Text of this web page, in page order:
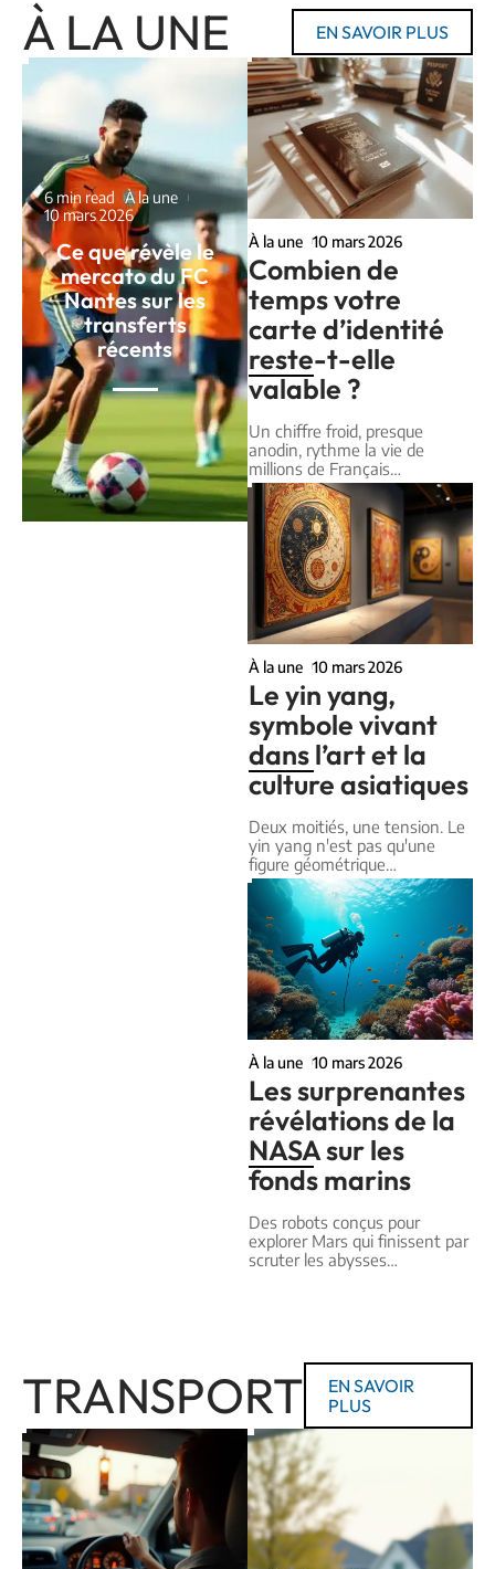
À LA UNE EN SAVOIR PLUS
6 min read
À la une
10 mars 2026
Ce que révèle le
mercato du FC
Nantes sur les
transferts
récents
À la une 10 mars 2026
Combien de
temps votre
carte d’identité
reste-t-elle
valable ?
Un chiffre froid, presque
anodin, rythme la vie de
millions de Français…
À la une 10 mars 2026
Le yin yang,
symbole vivant
dans l’art et la
culture asiatiques
Deux moitiés, une tension. Le
yin yang n'est pas qu'une
figure géométrique…
À la une 10 mars 2026
Les surprenantes
révélations de la
NASA sur les
fonds marins
Des robots conçus pour
explorer Mars qui finissent par
scruter les abysses
TRANSPORT
EN SAVOIR
PLUS